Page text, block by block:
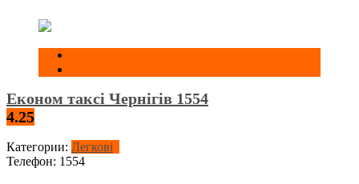
Економ таксі Чернігів 1554
4.25
Категории: Легкові
Телефон: 1554